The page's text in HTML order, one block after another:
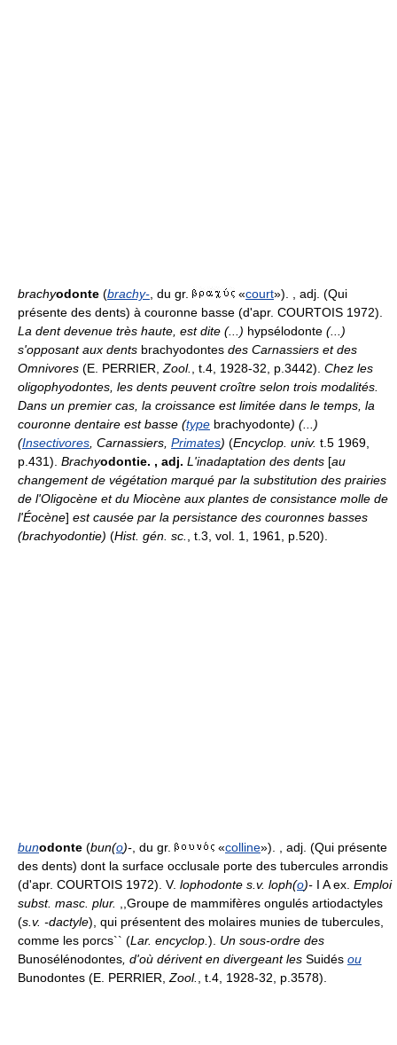
brachyodonte (brachy- , du gr. «court»). , adj. (Qui
présente des dents) à couronne basse (d'apr. COURTOIS 1972).
La dent devenue très haute, est dite (...) hypsélodonte (...)
s'opposant aux dents brachyodontes des Carnassiers et des
Omnivores (E. PERRIER, Zool. , t.4, 1928-32, p.3442). Chez les
oligophyodontes, les dents peuvent croître selon trois modalités.
Dans un premier cas, la croissance est limitée dans le temps, la
couronne dentaire est basse (type brachyodonte) (...)
(Insectivores , Carnassiers, Primates) (Encyclop. univ. t.5 1969,
p.431). Brachyodontie. , adj. L'inadaptation des dents [au
changement de végétation marqué par la substitution des prairies
de l'Oligocène et du Miocène aux plantes de consistance molle de
l'Éocène] est causée par la persistance des couronnes basses
(brachyodontie) (Hist. gén. sc. , t.3, vol. 1, 1961, p.520).
bunodonte (bun(o)- , du gr. «colline»). , adj. (Qui présente
des dents) dont la surface occlusale porte des tubercules arrondis
(d'apr. COURTOIS 1972). V. lophodonte s.v. loph(o)- I A ex. Emploi
subst. masc. plur.
,,Groupe de mammifères ongulés artiodactyles
(s.v. -dactyle), qui présentent des molaires munies de tubercules,
comme les porcs`` (Lar. encyclop. ). Un sous-ordre des
Bunosélénodontes , d'où dérivent en divergeant les Suidés ou
Bunodontes (E. PERRIER, Zool. , t.4, 1928-32, p.3578).